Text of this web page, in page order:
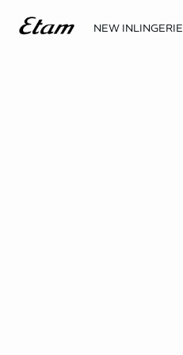
NEW INLINGERIE